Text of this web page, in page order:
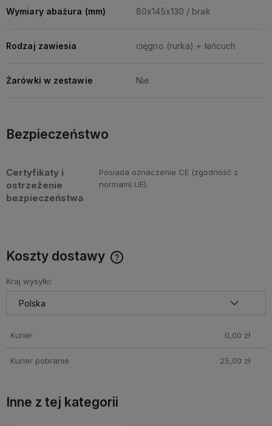
Wymiary abażura (mm) 80x145x130 / brak
Rodzaj zawiesia cięgno (rurka) + łańcuch
Żarówki w zestawie Nie
Bezpieczeństwo
Certyfikaty i
ostrzeżenie
bezpieczeństwa
Posiada oznaczenie CE (zgodność z
normami UE).
Koszty dostawy
Kraj wysyłki:
Kurier 0,00 zł
Kurier pobranie 25,00 zł
Inne z tej kategorii